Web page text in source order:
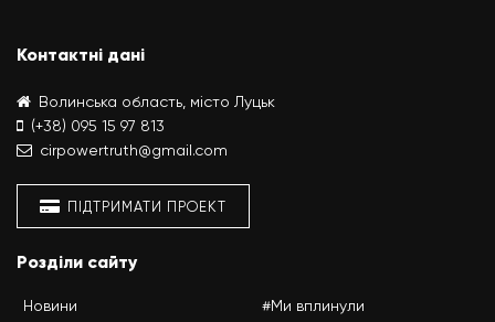
Контактні дані
Волинська область, місто Луцьк
(+38) 095 15 97 813
cirpowertruth@gmail.com
ПІДТРИМАТИ ПРОЕКТ
Розділи сайту
Новини
#Ми вплинули